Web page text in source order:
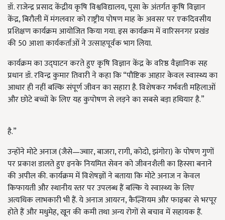
डॉ. राजेन्द्र प्रसाद केंद्रीय कृषि विश्वविद्यालय, पूसा के अंतर्गत कृषि विज्ञान
केंद्र, बिरौली में मंगलवार को राष्ट्रीय पोषण माह के अवसर पर एकदिवसीय
प्रशिक्षण कार्यक्रम आयोजित किया गया. इस कार्यक्रम में वारिसनगर प्रखंड
की 50 आशा कार्यकर्ताओं ने उत्साहपूर्वक भाग लिया.
कार्यक्रम का उद्घाटन करते हुए कृषि विज्ञान केंद्र के वरिष्ठ वैज्ञानिक सह
प्रधान डॉ. रविन्द्र कुमार तिवारी ने कहा कि “पौष्टिक आहार केवल स्वास्थ्य का
आधार ही नहीं बल्कि संपूर्ण जीवन का सहारा है. विशेषकर गर्भवती महिलाओं
और छोटे बच्चों के लिए यह कुपोषण से लड़ने का सबसे बड़ा हथियार है.”
है.”
उन्होंने मोटे अनाज (जैसे—ज्वार, बाजरा, रागी, कोदो, झंगोरा) के पोषण गुणों
पर प्रकाश डालते हुए इनके नियमित सेवन को जीवनशैली का हिस्सा बनाने
की अपील की. कार्यक्रम में विशेषज्ञों ने बताया कि मोटे अनाज न केवल
किफायती और स्थानीय स्तर पर उपलब्ध हैं बल्कि ये स्वास्थ्य के लिए
अत्यधिक लाभकारी भी हैं. ये अनाज आयरन, कैल्शियम और फाइबर से भरपूर
होते हैं और मधुमेह, खून की कमी तथा अन्य रोगों से बचाव में सहायक हैं.